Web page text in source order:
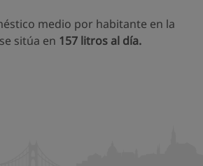
medio por habitante en la
se sitúa en 157 litros al día.